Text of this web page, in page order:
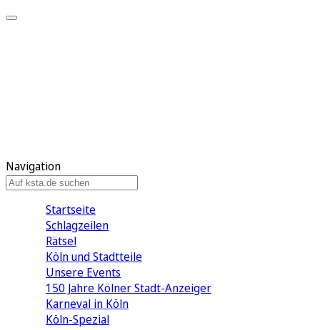
Navigation
Startseite
Schlagzeilen
Rätsel
Köln und Stadtteile
Unsere Events
150 Jahre Kölner Stadt-Anzeiger
Karneval in Köln
Köln-Spezial